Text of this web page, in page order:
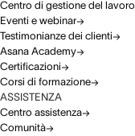
Centro di gestione del lavoro
Eventi e webinar
Testimonianze dei clienti
Asana Academy
Certificazioni
Corsi di formazione
ASSISTENZA
Centro assistenza
Comunità